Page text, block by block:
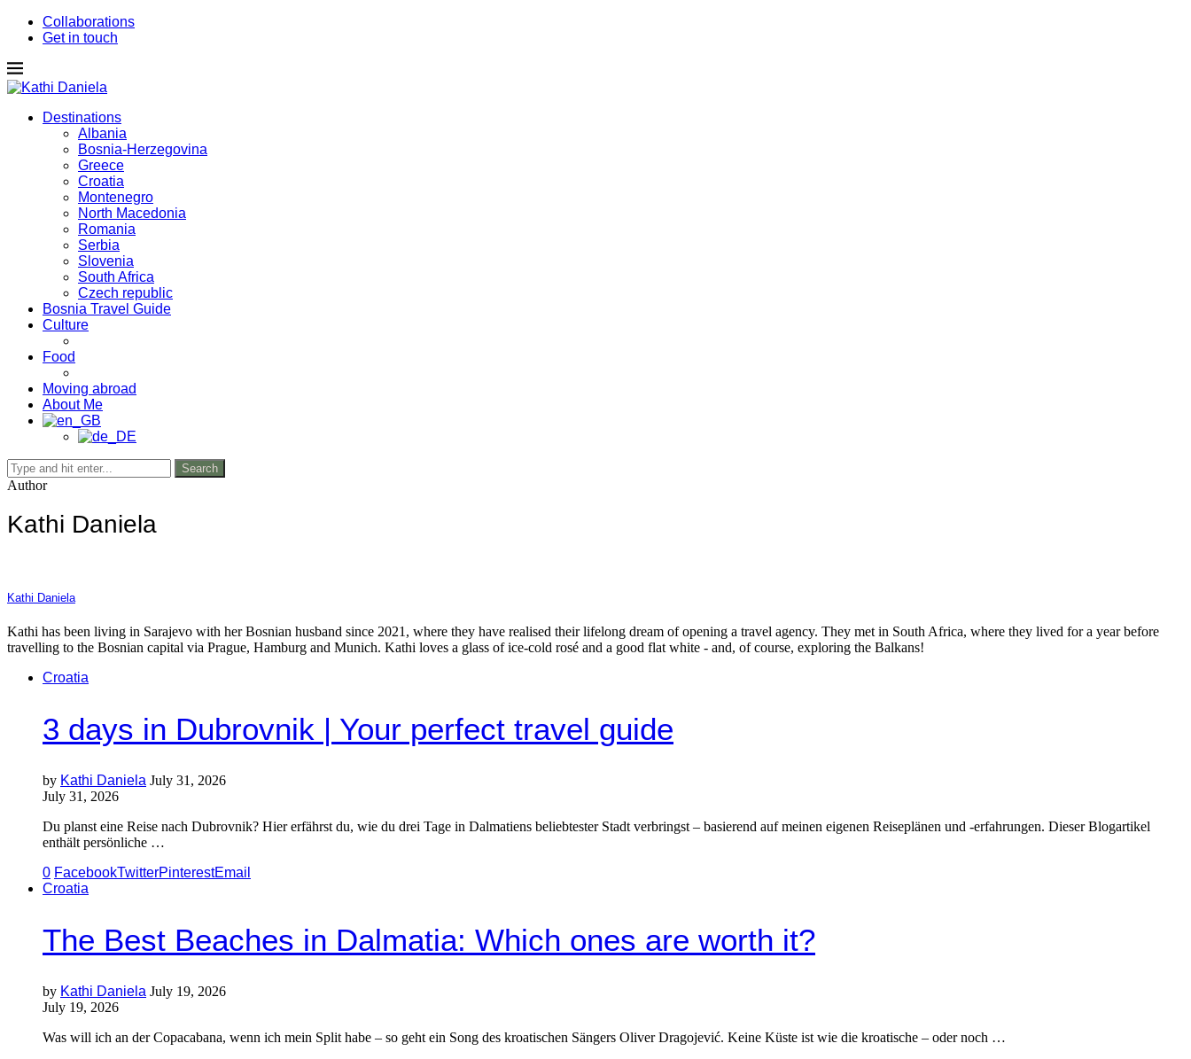
Collaborations
Get in touch
Destinations
Albania
Bosnia-Herzegovina
Greece
Croatia
Montenegro
North Macedonia
Romania
Serbia
Slovenia
South Africa
Czech republic
Bosnia Travel Guide
Culture
Food
Moving abroad
About Me
Search
Author
Kathi Daniela
Kathi Daniela
Kathi has been living in Sarajevo with her Bosnian husband since 2021, where they have realised their lifelong dream of opening a travel agency. They met in South Africa, where they lived for a year before
travelling to the Bosnian capital via Prague, Hamburg and Munich. Kathi loves a glass of ice-cold rosé and a good flat white - and, of course, exploring the Balkans!
Croatia
3 days in Dubrovnik | Your perfect travel guide
by Kathi Daniela July 31, 2026
July 31, 2026
Du planst eine Reise nach Dubrovnik? Hier erfährst du, wie du drei Tage in Dalmatiens beliebtester Stadt verbringst – basierend auf meinen eigenen Reiseplänen und -erfahrungen. Dieser Blogartikel
enthält persönliche …
0 FacebookTwitterPinterestEmail
Croatia
The Best Beaches in Dalmatia: Which ones are worth it?
by Kathi Daniela July 19, 2026
July 19, 2026
Was will ich an der Copacabana, wenn ich mein Split habe – so geht ein Song des kroatischen Sängers Oliver Dragojević. Keine Küste ist wie die kroatische – oder noch …